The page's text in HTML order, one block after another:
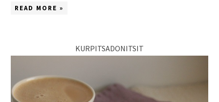
READ MORE »
KURPITSADONITSIT